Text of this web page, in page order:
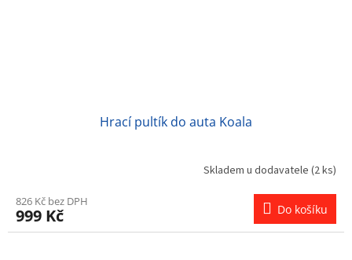
Hrací pultík do auta Koala
Skladem u dodavatele (2 ks)
826 Kč bez DPH
999 Kč Do košíku